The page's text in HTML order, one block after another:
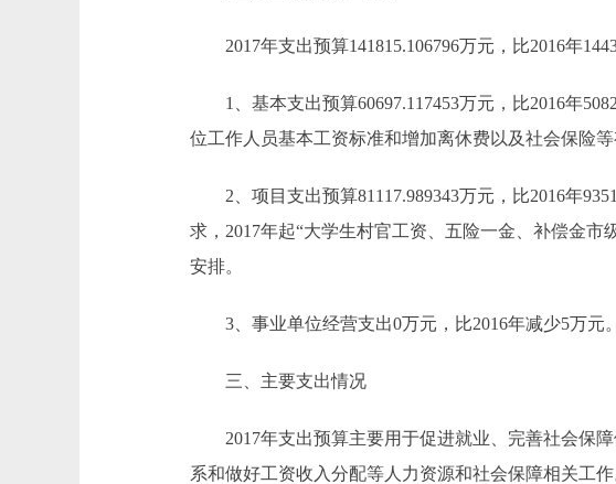
2017年支出预算141815.106796万元，比2016年
1、基本支出预算60697.117453万元，比2016年
位工作人员基本工资标准和增加离休费以及社会保险
2、项目支出预算81117.989343万元，比2016年
求，2017年起“大学生村官工资、五险一金、补偿金
安排。
3、事业单位经营支出0万元，比2016年减少5万元。
三、主要支出情况
2017年支出预算主要用于促进就业、完善社会保障
系和做好工资收入分配等人力资源和社会保障相关工作